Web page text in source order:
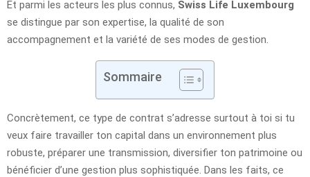
Et parmi les acteurs les plus connus, Swiss Life Luxembourg
se distingue par son expertise, la qualité de son
accompagnement et la variété de ses modes de gestion.
Sommaire
Concrètement, ce type de contrat s’adresse surtout à toi si tu
veux faire travailler ton capital dans un environnement plus
robuste, préparer une transmission, diversifier ton patrimoine ou
bénéficier d’une gestion plus sophistiquée. Dans les faits, ce